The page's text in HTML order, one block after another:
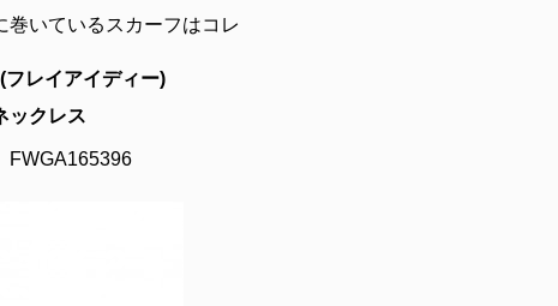
巻いているスカーフはコレ
フレイアイディー)
ックレス